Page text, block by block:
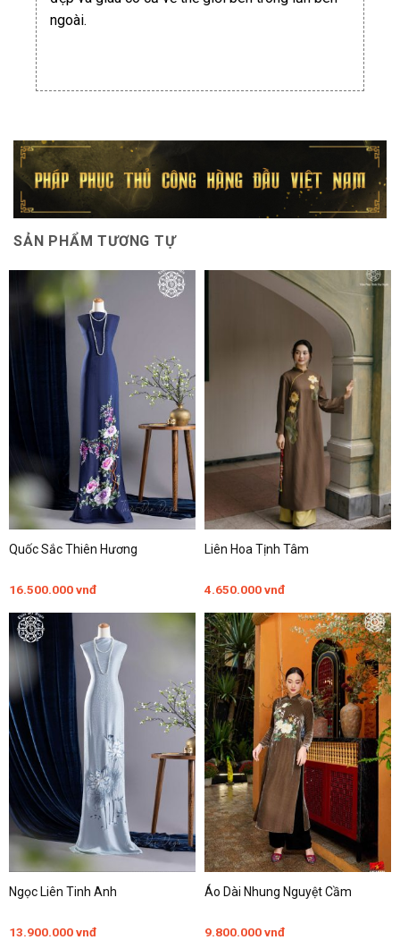
ngoài.
SẢN PHẨM TƯƠNG TỰ
Quốc Sắc Thiên Hương
16.500.000vnđ
Liên Hoa Tịnh Tâm
4.650.000vnđ
Ngọc Liên Tinh Anh
13.900.000vnđ
Áo Dài Nhung Nguyệt Cầm
9.800.000vnđ